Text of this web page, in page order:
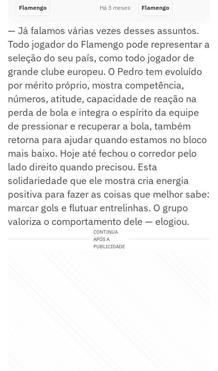
Flamengo Há 3 meses Flamengo
— Já falamos várias vezes desses assuntos.
Todo jogador do Flamengo pode representar a
seleção do seu país, como todo jogador de
grande clube europeu. O Pedro tem evoluído
por mérito próprio, mostra competência,
números, atitude, capacidade de reação na
perda de bola e integra o espírito da equipe
de pressionar e recuperar a bola, também
retorna para ajudar quando estamos no bloco
mais baixo. Hoje até fechou o corredor pelo
lado direito quando precisou. Esta
solidariedade que ele mostra cria energia
positiva para fazer as coisas que melhor sabe:
marcar gols e flutuar entrelinhas. O grupo
valoriza o comportamento dele — elogiou.
CONTINUA
APÓS A
PUBLICIDADE